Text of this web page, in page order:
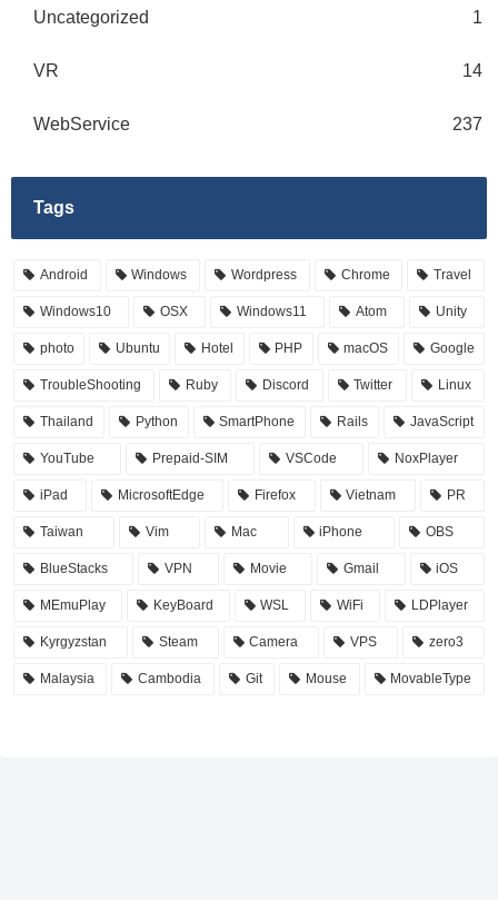
Uncategorized 1
VR 14
WebService 237
Tags
Android Windows Wordpress Chrome Travel
Windows10 OSX Windows11 Atom Unity
photo Ubuntu Hotel PHP macOS Google
TroubleShooting Ruby Discord Twitter Linux
Thailand Python SmartPhone Rails JavaScript
YouTube Prepaid-SIM VSCode NoxPlayer
iPad MicrosoftEdge Firefox Vietnam PR
Taiwan Vim Mac iPhone OBS
BlueStacks VPN Movie Gmail iOS
MEmuPlay KeyBoard WSL WiFi LDPlayer
Kyrgyzstan Steam Camera VPS zero3
Malaysia Cambodia Git Mouse MovableType